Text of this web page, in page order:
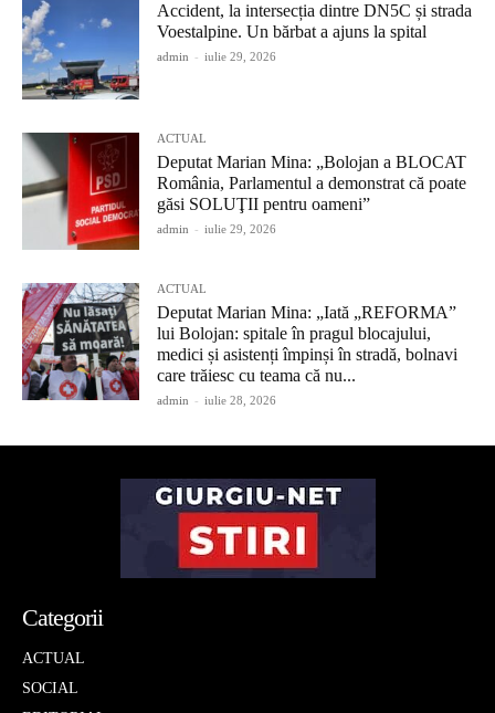
Accident, la intersecția dintre DN5C și strada
Voestalpine. Un bărbat a ajuns la spital
admin - iulie 29, 2026
ACTUAL
Deputat Marian Mina: „Bolojan a BLOCAT
România, Parlamentul a demonstrat că poate
găsi SOLUŢII pentru oameni”
admin - iulie 29, 2026
ACTUAL
Deputat Marian Mina: „Iată „REFORMA”
lui Bolojan: spitale în pragul blocajului,
medici și asistenți împinși în stradă, bolnavi
care trăiesc cu teama că nu...
admin - iulie 28, 2026
Categorii
ACTUAL
SOCIAL